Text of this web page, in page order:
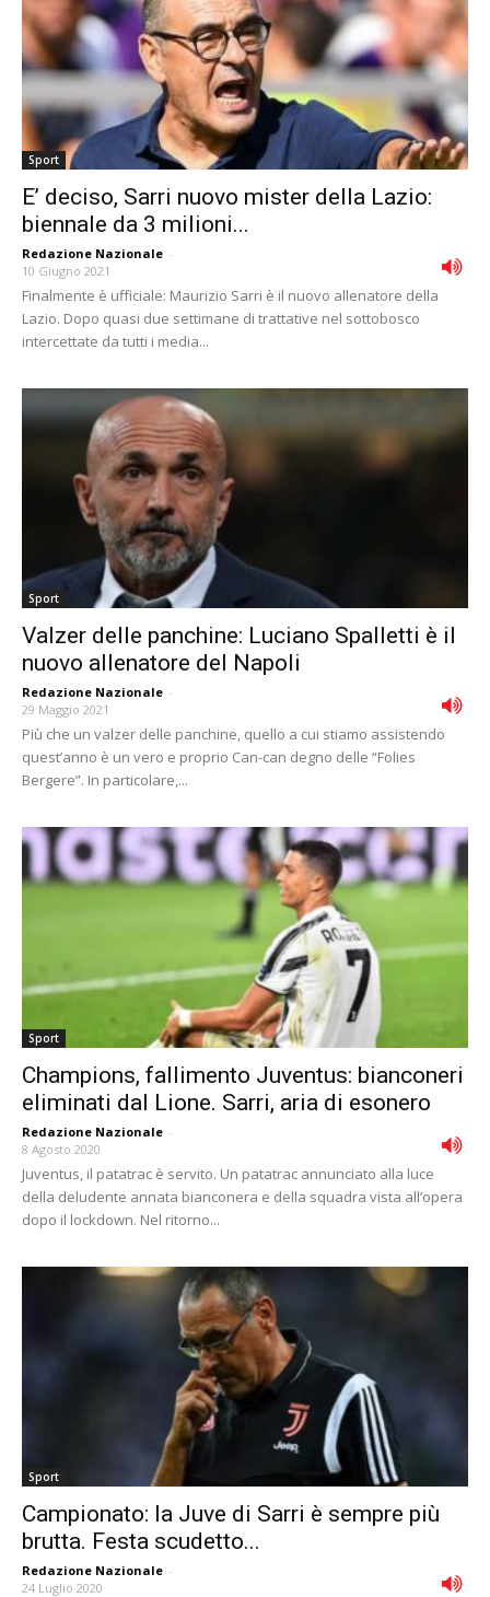
Sport
E’ deciso, Sarri nuovo mister della Lazio:
biennale da 3 milioni...
Redazione Nazionale -
10 Giugno 2021
Finalmente è ufficiale: Maurizio Sarri è il nuovo allenatore della
Lazio. Dopo quasi due settimane di trattative nel sottobosco
intercettate da tutti i media...
Sport
Valzer delle panchine: Luciano Spalletti è il
nuovo allenatore del Napoli
Redazione Nazionale -
29 Maggio 2021
Più che un valzer delle panchine, quello a cui stiamo assistendo
quest’anno è un vero e proprio Can-can degno delle “Folies
Bergere”. In particolare,...
Sport
Champions, fallimento Juventus: bianconeri
eliminati dal Lione. Sarri, aria di esonero
Redazione Nazionale -
8 Agosto 2020
Juventus, il patatrac è servito. Un patatrac annunciato alla luce
della deludente annata bianconera e della squadra vista all’opera
dopo il lockdown. Nel ritorno...
Sport
Campionato: la Juve di Sarri è sempre più
brutta. Festa scudetto...
Redazione Nazionale -
24 Luglio 2020